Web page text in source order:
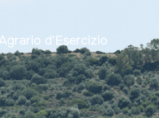
d’Esercizio